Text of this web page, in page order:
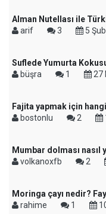
Alman Nutellası ile
arif
3 5
Suflede Yumurta
büşra
1 27
Fajita yapmak için
bostonlu
2
Mumbar dolması nasıl
volkanoxfb
2
Moringa çayı nedir?
rahime
1